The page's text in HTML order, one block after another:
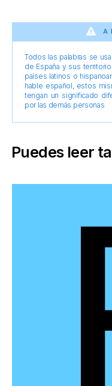
Todos las palabras se
de España y sus
países latinos o
hable español, estos
tengan un significado
por las demás personas
Puedes leer